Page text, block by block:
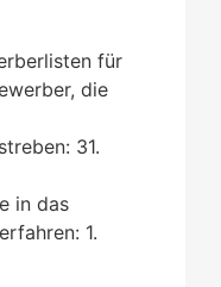
für
die
31.
in das
1.